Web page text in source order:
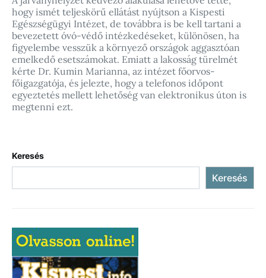
hogy ismét teljeskörű ellátást nyújtson a Kispesti
Egészségügyi Intézet, de továbbra is be kell tartani a
bevezetett óvó-védő intézkedéseket, különösen, ha
figyelembe vesszük a környező országok aggasztóan
emelkedő esetszámokat. Emiatt a lakosság türelmét
kérte Dr. Kumin Marianna, az intézet főorvos-
főigazgatója, és jelezte, hogy a telefonos időpont
egyeztetés mellett lehetőség van elektronikus úton is
megtenni ezt.
Keresés
Keresés